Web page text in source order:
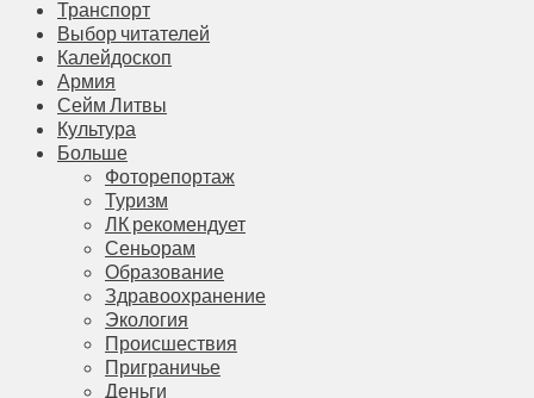
Транспорт
Выбор читателей
Калейдоскоп
Армия
Сейм Литвы
Культура
Больше
Фоторепортаж
Туризм
ЛК рекомендует
Сеньорам
Образование
Здравоохранение
Экология
Происшествия
Приграничье
Деньги